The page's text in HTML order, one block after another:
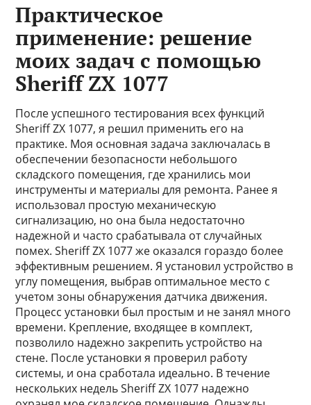
Практическое
применение: решение
моих задач с помощью
Sheriff ZX 1077
После успешного тестирования всех функций
Sheriff ZX 1077, я решил применить его на
практике. Моя основная задача заключалась в
обеспечении безопасности небольшого
складского помещения, где хранились мои
инструменты и материалы для ремонта. Ранее я
использовал простую механическую
сигнализацию, но она была недостаточно
надежной и часто срабатывала от случайных
помех. Sheriff ZX 1077 же оказался гораздо более
эффективным решением. Я установил устройство в
углу помещения, выбрав оптимальное место с
учетом зоны обнаружения датчика движения.
Процесс установки был простым и не занял много
времени. Крепление, входящее в комплект,
позволило надежно закрепить устройство на
стене. После установки я проверил работу
системы, и она сработала идеально. В течение
нескольких недель Sheriff ZX 1077 надежно